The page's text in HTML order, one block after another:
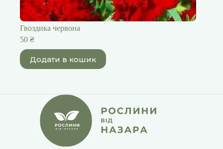
Гвоздика червона
50 ₴
Додати в кошик